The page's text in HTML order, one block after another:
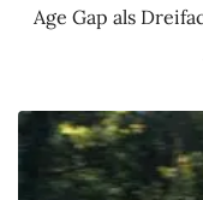
Age Gap als